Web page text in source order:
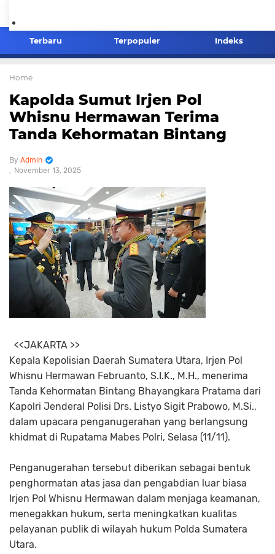
Terbaru Terpopuler Indeks
Home
Kapolda Sumut Irjen Pol
Whisnu Hermawan Terima
Tanda Kehormatan Bintang
Admin
November 13, 2025
<<JAKARTA >>
Kepala Kepolisian Daerah Sumatera Utara, Irjen Pol
Whisnu Hermawan Februanto, S.I.K., M.H., menerima
Tanda Kehormatan Bintang Bhayangkara Pratama dari
Kapolri Jenderal Polisi Drs. Listyo Sigit Prabowo, M.Si.,
dalam upacara penganugerahan yang berlangsung
khidmat di Rupatama Mabes Polri, Selasa (11/11).
Penganugerahan tersebut diberikan sebagai bentuk
penghormatan atas jasa dan pengabdian luar biasa
Irjen Pol Whisnu Hermawan dalam menjaga keamanan,
menegakkan hukum, serta meningkatkan kualitas
pelayanan publik di wilayah hukum Polda Sumatera
Utara.